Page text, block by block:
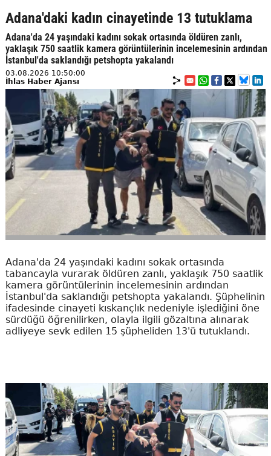
Adana'daki kadın cinayetinde 13 tutuklama
Adana'da 24 yaşındaki kadını sokak ortasında öldüren zanlı,
yaklaşık 750 saatlik kamera görüntülerinin incelemesinin ardından
İstanbul'da saklandığı petshopta yakalandı
03.08.2026 10:50:00
İhlas Haber Ajansı
Adana'da 24 yaşındaki kadını sokak ortasında
tabancayla vurarak öldüren zanlı, yaklaşık 750 saatlik
kamera görüntülerinin incelemesinin ardından
İstanbul'da saklandığı petshopta yakalandı. Şüphelinin
ifadesinde cinayeti kıskançlık nedeniyle işlediğini öne
sürdüğü öğrenilirken, olayla ilgili gözaltına alınarak
adliyeye sevk edilen 15 şüpheliden 13'ü tutuklandı.